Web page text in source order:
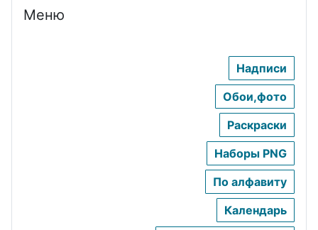
Меню
Надписи
Обои,фото
Раскраски
Наборы PNG
По алфавиту
Календарь